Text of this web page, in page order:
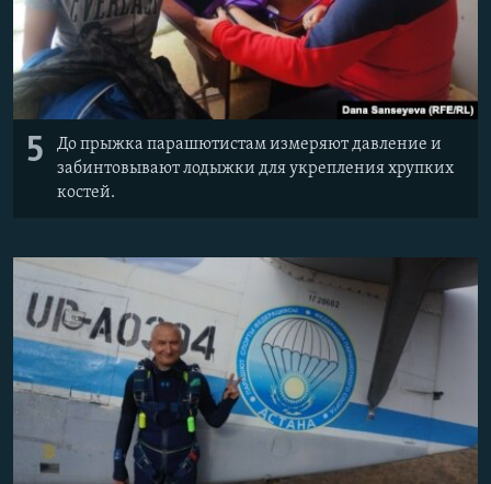
5
До прыжка парашютистам измеряют давление и
забинтовывают лодыжки для укрепления хрупких
костей.